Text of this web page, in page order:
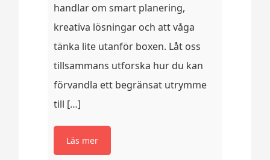
handlar om smart planering,
kreativa lösningar och att våga
tänka lite utanför boxen. Låt oss
tillsammans utforska hur du kan
förvandla ett begränsat utrymme
till […]